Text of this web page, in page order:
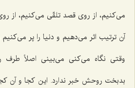
مى‌کنیم، از روى قصد تلقّى مى‌کنیم، از
آن ترتیب اثر مى‌دهیم و دنیا را پر مى‌کنیم
وقتى نگاه مى‌کنى می‌بینی اصلاً
بدبخت روحش خبر ندارد. این کجا و آن